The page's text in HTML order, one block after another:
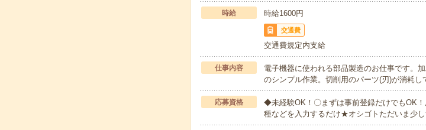
時給 時給1600円
交通費
交通費規定内支給
仕事内容
電子機器に使われる部品製造のお仕事です。
のシンプル作業。切削用のパーツ(刃)が消耗
応募資格
◆未経験OK！〇まずは事前登録だけでもOK
種などを入力するだけ★オシゴトただいま少